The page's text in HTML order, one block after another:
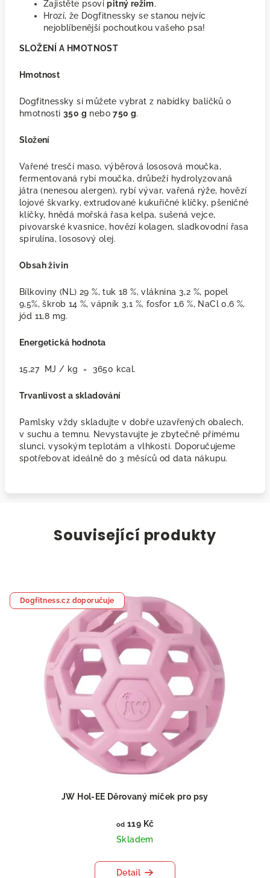
Zajistěte psovipitný režim.
Hrozí, že Dogfitnessky se stanou nejvíc
nejoblíbenější pochoutkou vašeho psa!
SLOŽENÍ A HMOTNOST
Hmotnost
Dogfitnessky si můžete vybrat z nabídky balíčků o
hmotnosti350 g nebo750 g.
Složení
Vařené tresčí maso, výběrová lososová moučka,
fermentovaná rybí moučka, drůbeží hydrolyzovaná
játra (nenesou alergen), rybí vývar, vařená rýže, hovězí
lojové škvarky, extrudované kukuřičné klíčky, pšeničné
klíčky, hnědá mořská řasa kelpa, sušená vejce,
pivovarské kvasnice, hovězí kolagen, sladkovodní řasa
spirulina, lososový olej.
Obsah živin
Bílkoviny (NL) 29 %, tuk 18 %, vláknina 3,2 %, popel
9,5%, škrob 14 %, vápník 3,1 %, fosfor 1,6 %, NaCl 0,6 %,
jód 11,8 mg.
Energetická hodnota
15,27 MJ / kg = 3650 kcal.
Trvanlivost a skladování
Pamlsky vždy skladujte v dobře uzavřených obalech,
v suchu a temnu. Nevystavujte je zbytečně přímému
slunci, vysokým teplotám a vlhkosti. Doporučujeme
spotřebovat ideálně do 3 měsíců od data nákupu.
Související produkty
Dogfitness.cz doporučuje
JW Hol-EE Děrovaný míček pro psy
od 119 Kč
Skladem
Detail